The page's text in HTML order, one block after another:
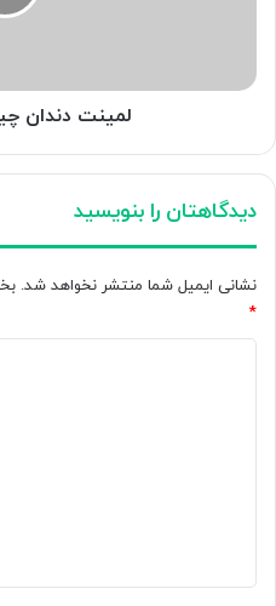
لمینت دندان
دیدگاهتان را بنویسید
نشانی ایمیل شما منتشر نخواهد شد.
*